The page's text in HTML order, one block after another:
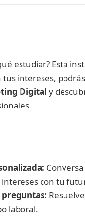
estudiar? Esta
tus intereses,
Digital y
con tu
preguntas:
laboral.